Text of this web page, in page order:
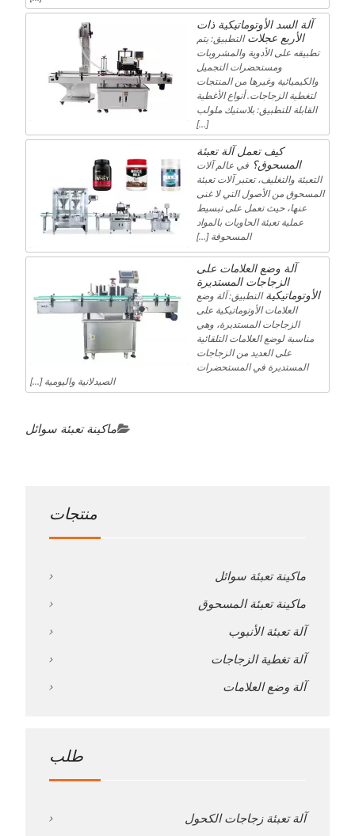
آلة السد الأوتوماتيكية ذات
الأربع عجلات التطبيق: يتم
تطبيقه على الأدوية والمشروبات
ومستحضرات التجميل
والكيميائية وغيرها من المنتجات
لتغطية الزجاجات. أنواع الأغطية
القابلة للتطبيق: بلاستيك ملولب
[…]
كيف تعمل آلة تعبئة
المسحوق؟ في عالم آلات
التعبئة والتغليف، تعتبر آلات تعبئة
المسحوق من الأصول التي لا غنى
عنها، حيث تعمل على تبسيط
عملية تعبئة الحاويات بالمواد
المسحوقة […]
آلة وضع العلامات على
الزجاجات المستديرة
الأوتوماتيكية التطبيق: آلة وضع
العلامات الأوتوماتيكية على
الزجاجات المستديرة، وهي
مناسبة لوضع العلامات التلقائية
على العديد من الزجاجات
المستديرة في المستحضرات
الصيدلانية واليومية [...]
ماكينة تعبئة سوائل
منتجات
ماكينة تعبئة سوائل
ماكينة تعبئة المسحوق
آلة تعبئة الأنبوب
آلة تغطية الزجاجات
آلة وضع العلامات
طلب
آلة تعبئة زجاجات الكحول